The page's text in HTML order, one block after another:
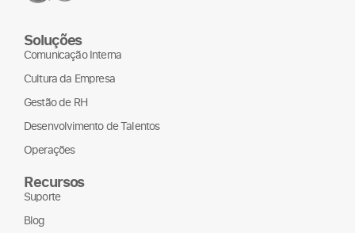
Soluções
Comunicação Interna
Cultura da Empresa
Gestão de RH
Desenvolvimento de Talentos
Operações
Recursos
Suporte
Blog